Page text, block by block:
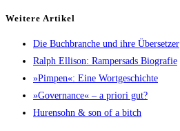
Wei­te­re Artikel
Die Buch­bran­che und ihre Übersetzer
Ralph Elli­son: Ram­pers­ads Biografie
»Pim­pen«: Eine Wortgeschichte
»Gover­nan­ce« – a prio­ri gut?
Huren­sohn & son of a bitch